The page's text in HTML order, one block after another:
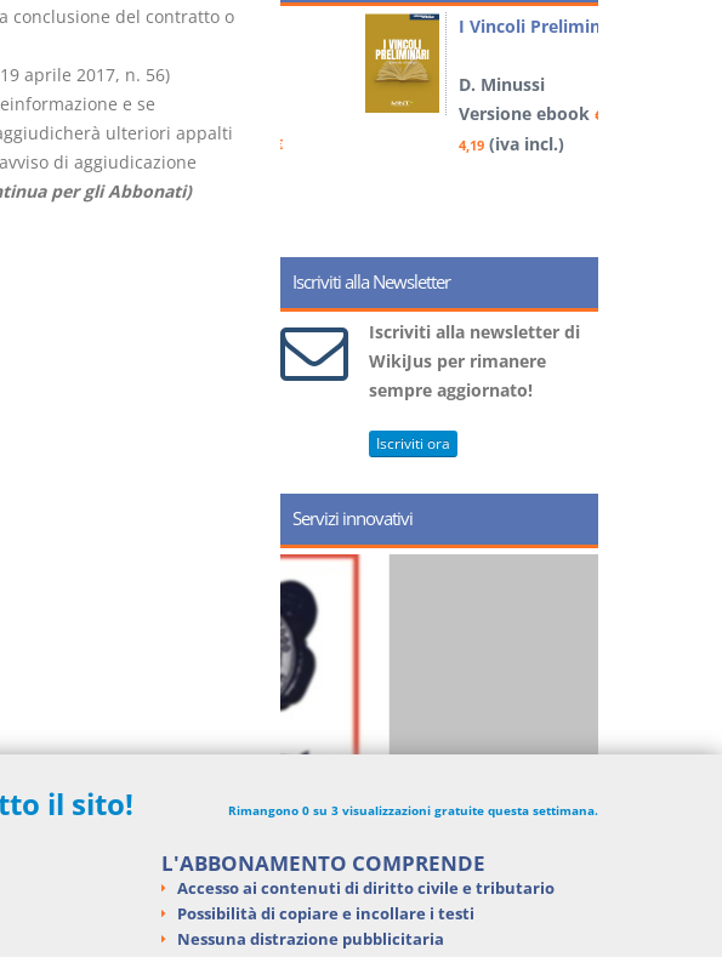
conclusione del contratto o
aprile 2017, n. 56)
e se
ulteriori appalti
di aggiudicazione
per gli Abbonati)
Le Società di
D. Minussi
Versione ebook€
5,99 (iva incl.)
I Vincoli Preliminari
D. Minussi
Versione ebook€
(iva incl.)
Iscriviti alla Newsletter
Iscriviti alla newsletter di
WikiJus per rimanere
sempre aggiornato!
Iscriviti ora
Servizi innovativi
il sito! Rimangono 0 su 3 visualizzazioni gratuite questa settimana.
L'ABBONAMENTO COMPRENDE
Accesso ai contenuti di diritto civile e tributario
Possibilità di copiare e incollare i testi
Nessuna distrazione pubblicitaria